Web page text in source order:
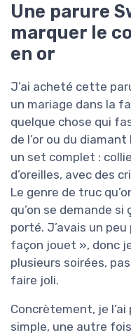
Une parure
marquer le
en or
J’ai acheté cette
un mariage dans la
quelque chose qui
de l’or ou du diamant
un set complet :
d’oreilles, avec des
Le genre de truc
qu’on se demande
porté. J’avais un
façon jouet », donc
plusieurs soirées,
faire joli.
Concrètement, je
simple, une autre